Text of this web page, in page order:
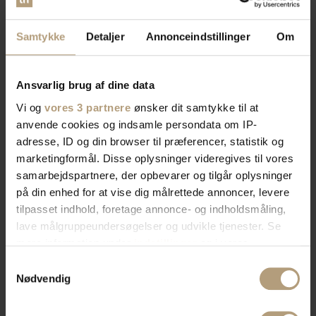
Samtykke Detaljer Annonceindstillinger Om
Ansvarlig brug af dine data
Vi og vores 3 partnere ønsker dit samtykke til at
anvende cookies og indsamle persondata om IP-
adresse, ID og din browser til præferencer, statistik og
marketingformål. Disse oplysninger videregives til vores
samarbejdspartnere, der opbevarer og tilgår oplysninger
på din enhed for at vise dig målrettede annoncer, levere
tilpasset indhold, foretage annonce- og indholdsmåling,
lave målgruppeundersøgelser og udvikle tjenester. Se
tilbage eller ændre indstillinger fra vores
"Cookiedeklaration", eller ved at trykke på "Privacy
Nødvendig